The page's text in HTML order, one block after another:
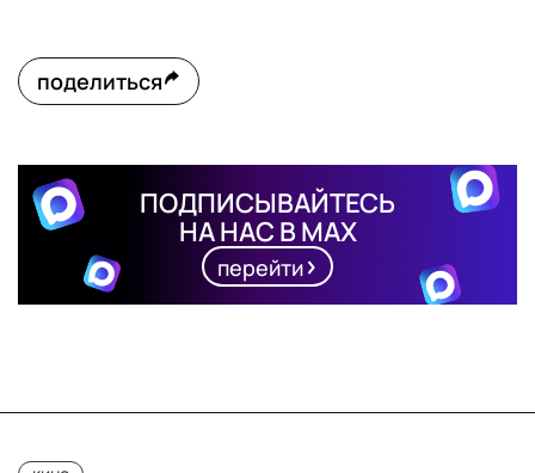
поделиться
ПОДПИСЫВАЙТЕСЬ
НА НАС В MAX
перейти